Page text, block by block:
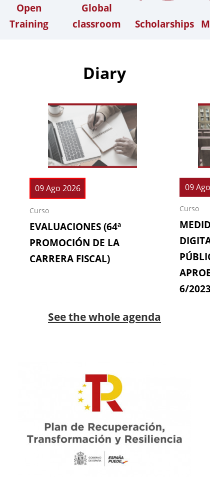
Open
Training
Global
classroom
Scholarships
Diary
09 Ago 2026
Curso
EVALUACIONES (64ª
PROMOCIÓN DE LA
CARRERA FISCAL)
09
Curso
6/2023
See the whole agenda